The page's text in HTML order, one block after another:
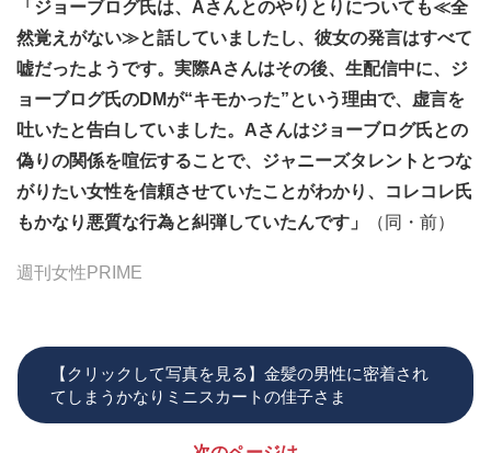
「ジョーブログ氏は、Aさんとのやりとりについても≪全
然覚えがない≫と話していましたし、彼女の発言はすべて
嘘だったようです。実際Aさんはその後、生配信中に、ジ
ョーブログ氏のDMが“キモかった”という理由で、虚言を
吐いたと告白していました。Aさんはジョーブログ氏との
偽りの関係を喧伝することで、ジャニーズタレントとつな
がりたい女性を信頼させていたことがわかり、コレコレ氏
もかなり悪質な行為と糾弾していたんです」
（同・前）
週刊女性PRIME
【クリックして写真を見る】金髪の男性に密着され
てしまうかなりミニスカートの佳子さま